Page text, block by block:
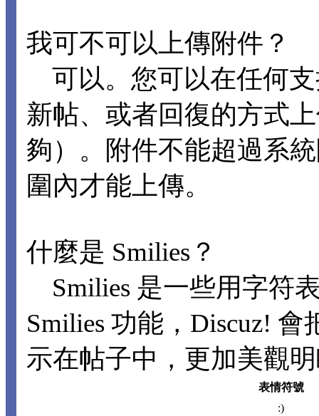
我可不可以上傳附件？
可以。您可以在任何
新帖、或者回復的方式
夠）。附件不能超過系
圍內才能上傳。
什麼是 Smilies？
Smilies 是一些用字符
Smilies 功能，Discuz!
示在帖子中，更加美觀
表情符號
:)